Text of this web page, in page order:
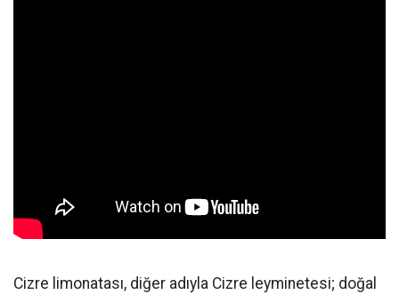
Cizre limonatası, diğer adıyla Cizre leyminetesi; doğal